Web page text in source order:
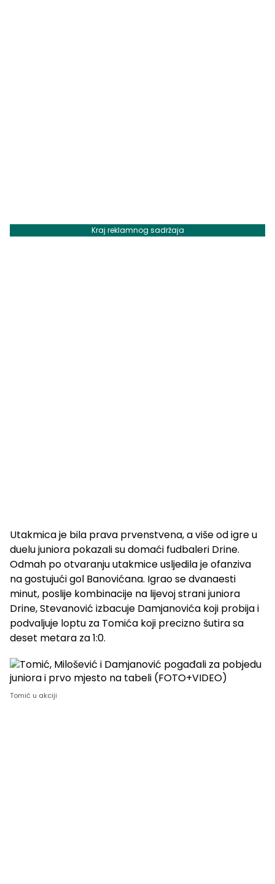
Kraj reklamnog sadržaja
Utakmica je bila prava prvenstvena, a više od igre u
duelu juniora pokazali su domaći fudbaleri Drine.
Odmah po otvaranju utakmice usljedila je ofanziva
na gostujući gol Banovićana. Igrao se dvanaesti
minut, poslije kombinacije na lijevoj strani juniora
Drine, Stevanović izbacuje Damjanovića koji probija i
podvaljuje loptu za Tomića koji precizno šutira sa
deset metara za 1:0.
Tomić u akciji